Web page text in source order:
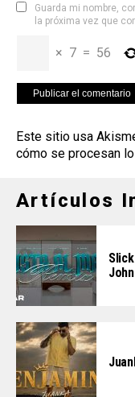
Guarda mi nombre,
la próxima vez que
× 7 = 56
Este sitio usa
cómo se procesan
Artículos